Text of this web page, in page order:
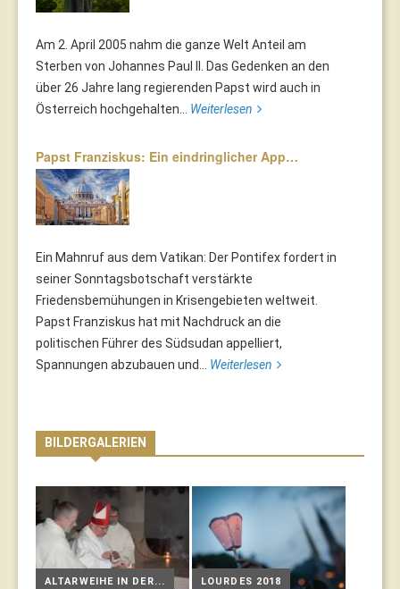
Am 2. April 2005 nahm die ganze Welt Anteil am
Sterben von Johannes Paul II. Das Gedenken an den
über 26 Jahre lang regierenden Papst wird auch in
Österreich hochgehalten... Weiterlesen
Papst Franziskus: Ein eindringlicher App…
Ein Mahnruf aus dem Vatikan: Der Pontifex fordert in
seiner Sonntagsbotschaft verstärkte
Friedensbemühungen in Krisengebieten weltweit.
Papst Franziskus hat mit Nachdruck an die
politischen Führer des Südsudan appelliert,
Spannungen abzubauen und... Weiterlesen
BILDERGALERIEN
ALTARWEIHE IN DER... LOURDES 2018